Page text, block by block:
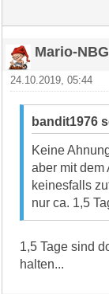
Mario-NBG
24.10.2019, 05:44
bandit1976
Keine
aber mit dem
keinesfalls
nur ca. 1,5
1,5 Tage sind
halten...